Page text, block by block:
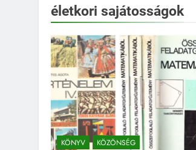
életkori sajátosságok
KÖNYV KÖZÖNSÉG